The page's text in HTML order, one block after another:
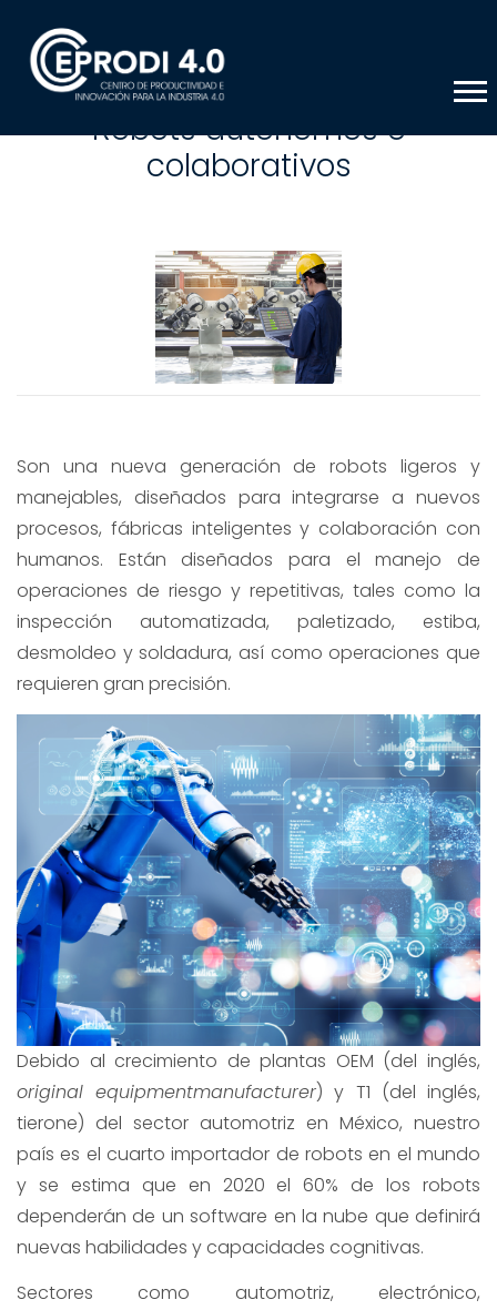
Robots autónomos o
colaborativos
Son una nueva generación de robots ligeros y
manejables, diseñados para integrarse a nuevos
procesos, fábricas inteligentes y colaboración con
humanos. Están diseñados para el manejo de
operaciones de riesgo y repetitivas, tales como la
inspección automatizada, paletizado, estiba,
desmoldeo y soldadura, así como operaciones que
requieren gran precisión.
Debido al crecimiento de plantas OEM (del inglés,
original equipmentmanufacturer) y T1 (del inglés,
tierone) del sector automotriz en México, nuestro
país es el cuarto importador de robots en el mundo
y se estima que en 2020 el 60% de los robots
dependerán de un software en la nube que definirá
nuevas habilidades y capacidades cognitivas.
Sectores como automotriz, electrónico,